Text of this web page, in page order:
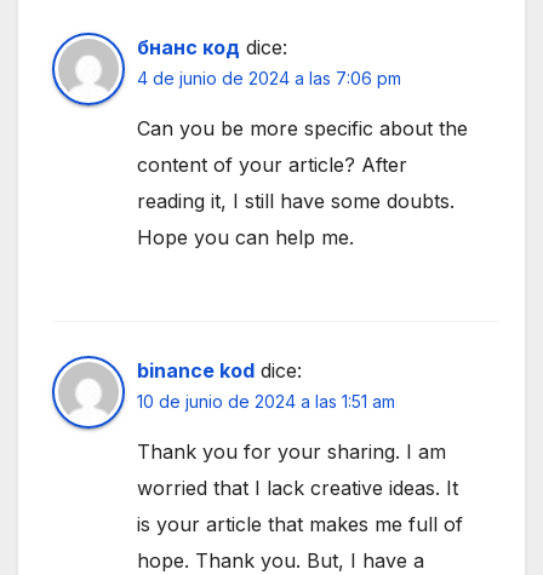
бнанс код dice:
4 de junio de 2024 a las 7:06 pm
Can you be more specific about the
content of your article? After
reading it, I still have some doubts.
Hope you can help me.
binance kod dice:
10 de junio de 2024 a las 1:51 am
Thank you for your sharing. I am
worried that I lack creative ideas. It
is your article that makes me full of
hope. Thank you. But, I have a